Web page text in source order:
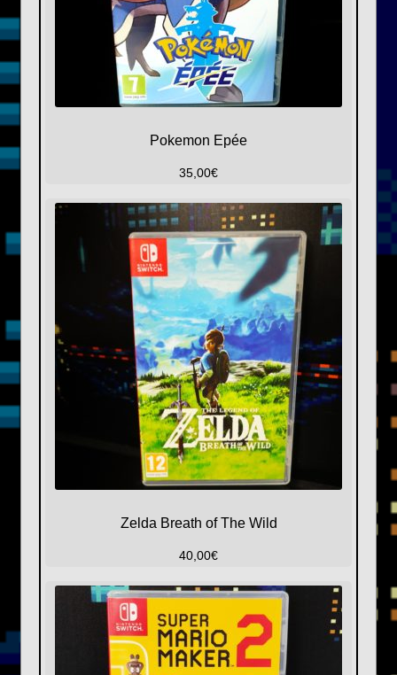
Pokemon Epée
35,00€
Zelda Breath of The Wild
40,00€